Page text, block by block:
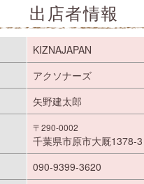
出店者情報
KIZNAJAPAN
アクソナーズ
矢野建太郎
〒290-0002
千葉県市原市大厩1378-3
090-9399-3620